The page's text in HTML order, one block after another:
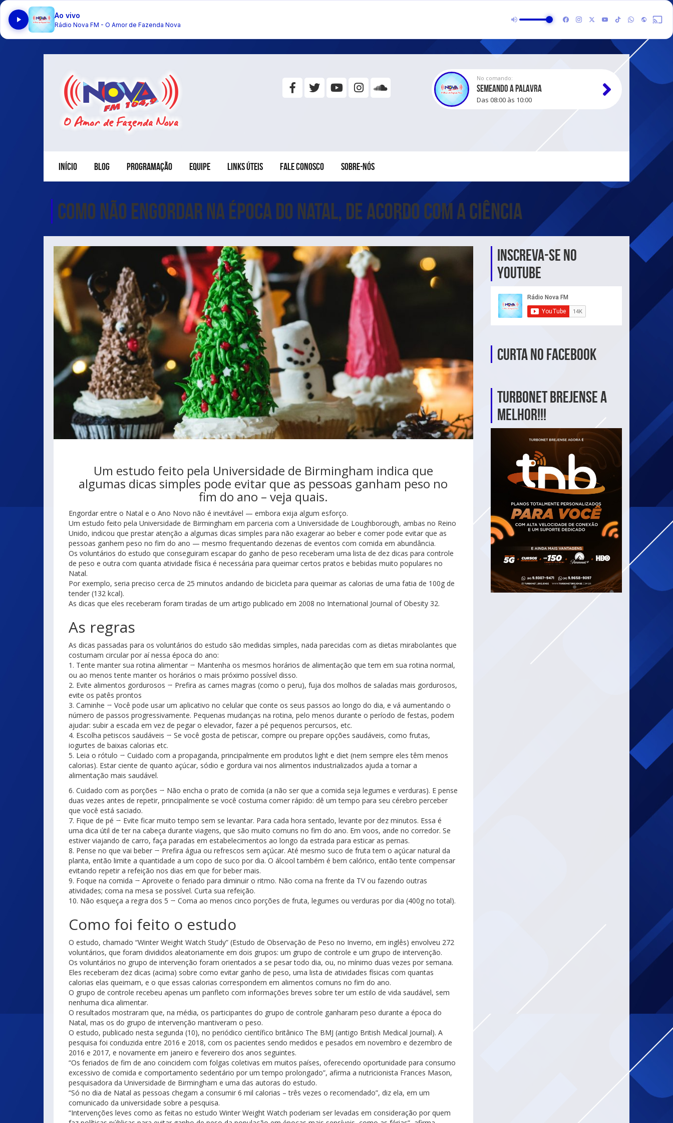
Ao vivo
Rádio Nova FM - O Amor de Fazenda Nova
No comando:
SEMEANDO A PALAVRA
Das 08:00 às 10:00
INÍCIO BLOG PROGRAMAÇÃO EQUIPE LINKS ÚTEIS FALE CONOSCO SOBRE-NÓS
Como não engordar na época do Natal, de acordo com a ciência
Um estudo feito pela Universidade de Birmingham indica que
algumas dicas simples pode evitar que as pessoas ganham peso no
fim do ano – veja quais.
Engordar entre o Natal e o Ano Novo não é inevitável — embora exija algum esforço.
Um estudo feito pela Universidade de Birmingham em parceria com a Universidade de Loughborough, ambas no Reino
Unido, indicou que prestar atenção a algumas dicas simples para não exagerar ao beber e comer pode evitar que as
pessoas ganhem peso no fim do ano — mesmo frequentando dezenas de eventos com comida em abundância.
Os voluntários do estudo que conseguiram escapar do ganho de peso receberam uma lista de dez dicas para controle
de peso e outra com quanta atividade física é necessária para queimar certos pratos e bebidas muito populares no
Natal.
Por exemplo, seria preciso cerca de 25 minutos andando de bicicleta para queimar as calorias de uma fatia de 100g de
tender (132 kcal).
As dicas que eles receberam foram tiradas de um artigo publicado em 2008 no International Journal of Obesity 32.
As regras
As dicas passadas para os voluntários do estudo são medidas simples, nada parecidas com as dietas mirabolantes que
costumam circular por aí nessa época do ano:
1. Tente manter sua rotina alimentar → Mantenha os mesmos horários de alimentação que tem em sua rotina normal,
ou ao menos tente manter os horários o mais próximo possível disso.
2. Evite alimentos gordurosos → Prefira as carnes magras (como o peru), fuja dos molhos de saladas mais gordurosos,
evite os patês prontos
3. Caminhe → Você pode usar um aplicativo no celular que conte os seus passos ao longo do dia, e vá aumentando o
número de passos progressivamente. Pequenas mudanças na rotina, pelo menos durante o período de festas, podem
ajudar: subir a escada em vez de pegar o elevador, fazer a pé pequenos percursos, etc.
4. Escolha petiscos saudáveis → Se você gosta de petiscar, compre ou prepare opções saudáveis, como frutas,
iogurtes de baixas calorias etc.
5. Leia o rótulo → Cuidado com a propaganda, principalmente em produtos light e diet (nem sempre eles têm menos
calorias). Estar ciente de quanto açúcar, sódio e gordura vai nos alimentos industrializados ajuda a tornar a
alimentação mais saudável.
6. Cuidado com as porções → Não encha o prato de comida (a não ser que a comida seja legumes e verduras). E pense
duas vezes antes de repetir, principalmente se você costuma comer rápido: dê um tempo para seu cérebro perceber
que você está saciado.
7. Fique de pé → Evite ficar muito tempo sem se levantar. Para cada hora sentado, levante por dez minutos. Essa é
uma dica útil de ter na cabeça durante viagens, que são muito comuns no fim do ano. Em voos, ande no corredor. Se
estiver viajando de carro, faça paradas em estabelecimentos ao longo da estrada para esticar as pernas.
8. Pense no que vai beber → Prefira água ou refrescos sem açúcar. Até mesmo suco de fruta tem o açúcar natural da
planta, então limite a quantidade a um copo de suco por dia. O álcool também é bem calórico, então tente compensar
evitando repetir a refeição nos dias em que for beber mais.
9. Foque na comida → Aproveite o feriado para diminuir o ritmo. Não coma na frente da TV ou fazendo outras
atividades; coma na mesa se possível. Curta sua refeição.
10. Não esqueça a regra dos 5 → Coma ao menos cinco porções de fruta, legumes ou verduras por dia (400g no total).
Como foi feito o estudo
O estudo, chamado “Winter Weight Watch Study” (Estudo de Observação de Peso no Inverno, em inglês) envolveu 272
voluntários, que foram divididos aleatoriamente em dois grupos: um grupo de controle e um grupo de intervenção.
Os voluntários no grupo de intervenção foram orientados a se pesar todo dia, ou, no mínimo duas vezes por semana.
Eles receberam dez dicas (acima) sobre como evitar ganho de peso, uma lista de atividades físicas com quantas
calorias elas queimam, e o que essas calorias correspondem em alimentos comuns no fim do ano.
O grupo de controle recebeu apenas um panfleto com informações breves sobre ter um estilo de vida saudável, sem
nenhuma dica alimentar.
O resultados mostraram que, na média, os participantes do grupo de controle ganharam peso durante a época do
Natal, mas os do grupo de intervenção mantiveram o peso.
O estudo, publicado nesta segunda (10), no periódico científico britânico The BMJ (antigo British Medical Journal). A
pesquisa foi conduzida entre 2016 e 2018, com os pacientes sendo medidos e pesados em novembro e dezembro de
2016 e 2017, e novamente em janeiro e fevereiro dos anos seguintes.
“Os feriados de fim de ano coincidem com folgas coletivas em muitos países, oferecendo oportunidade para consumo
excessivo de comida e comportamento sedentário por um tempo prolongado”, afirma a nutricionista Frances Mason,
pesquisadora da Universidade de Birmingham e uma das autoras do estudo.
“Só no dia de Natal as pessoas chegam a consumir 6 mil calorias – três vezes o recomendado”, diz ela, em um
comunicado da universidade sobre a pesquisa.
“Intervenções leves como as feitas no estudo Winter Weight Watch poderiam ser levadas em consideração por quem
Inscreva-se no
YouTube
Curta no Facebook
TurboNet Brejense a
melhor!!!